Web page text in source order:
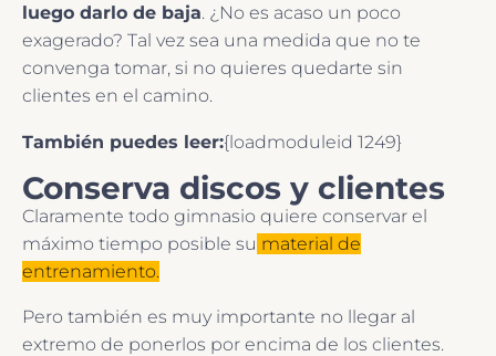
luego darlo de baja. ¿No es acaso un poco
exagerado? Tal vez sea una medida que no te
convenga tomar, si no quieres quedarte sin
clientes en el camino.
También puedes leer:{loadmoduleid 1249}
Conserva discos y clientes
Claramente todo gimnasio quiere conservar el
máximo tiempo posible su material de
entrenamiento.
Pero también es muy importante no llegar al
extremo de ponerlos por encima de los clientes.